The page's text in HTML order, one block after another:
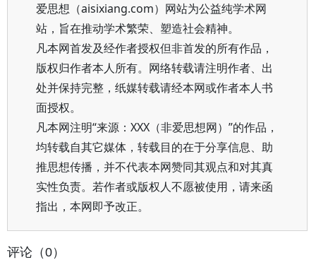
爱思想（aisixiang.com）网站为公益纯学术网
站，旨在推动学术繁荣、塑造社会精神。
凡本网首发及经作者授权但非首发的所有作品，
版权归作者本人所有。网络转载请注明作者、出
处并保持完整，纸媒转载请经本网或作者本人书
面授权。
凡本网注明“来源：XXX（非爱思想网）”的作品，
均转载自其它媒体，转载目的在于分享信息、助
推思想传播，并不代表本网赞同其观点和对其真
实性负责。若作者或版权人不愿被使用，请来函
指出，本网即予改正。
评论（0）